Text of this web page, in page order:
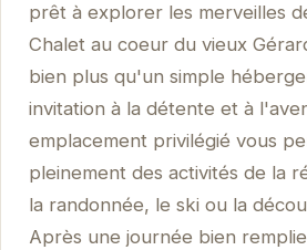
prêt à explorer les merveilles
Chalet au coeur du vieux
bien plus qu'un simple
invitation à la détente et à
emplacement privilégié vous
pleinement des activités de la
la randonnée, le ski ou la
Après une journée bien